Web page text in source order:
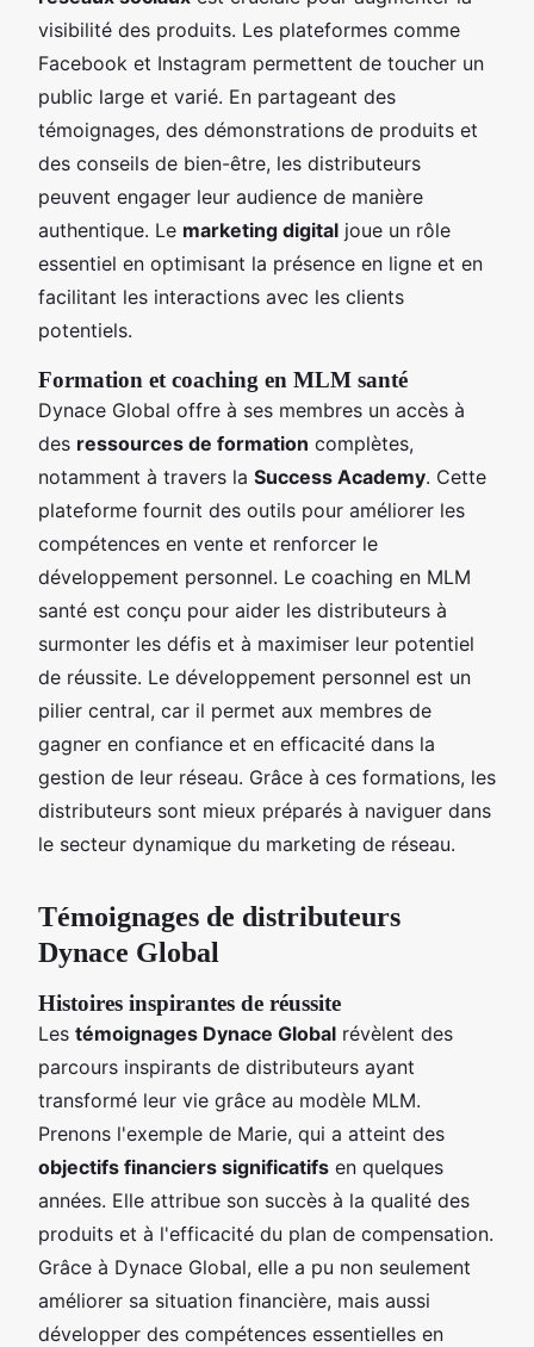
visibilité des produits. Les plateformes comme
Facebook et Instagram permettent de toucher un
public large et varié. En partageant des
témoignages, des démonstrations de produits et
des conseils de bien-être, les distributeurs
peuvent engager leur audience de manière
authentique. Le marketing digital joue un rôle
essentiel en optimisant la présence en ligne et en
facilitant les interactions avec les clients
potentiels.
Formation et coaching en MLM santé
Dynace Global offre à ses membres un accès à
des ressources de formation complètes,
notamment à travers la Success Academy. Cette
plateforme fournit des outils pour améliorer les
compétences en vente et renforcer le
développement personnel. Le coaching en MLM
santé est conçu pour aider les distributeurs à
surmonter les défis et à maximiser leur potentiel
de réussite. Le développement personnel est un
pilier central, car il permet aux membres de
gagner en confiance et en efficacité dans la
gestion de leur réseau. Grâce à ces formations, les
distributeurs sont mieux préparés à naviguer dans
le secteur dynamique du marketing de réseau.
Témoignages de distributeurs
Dynace Global
Histoires inspirantes de réussite
Les témoignages Dynace Global révèlent des
parcours inspirants de distributeurs ayant
transformé leur vie grâce au modèle MLM.
Prenons l'exemple de Marie, qui a atteint des
objectifs financiers significatifs en quelques
années. Elle attribue son succès à la qualité des
produits et à l'efficacité du plan de compensation.
Grâce à Dynace Global, elle a pu non seulement
améliorer sa situation financière, mais aussi
développer des compétences essentielles en